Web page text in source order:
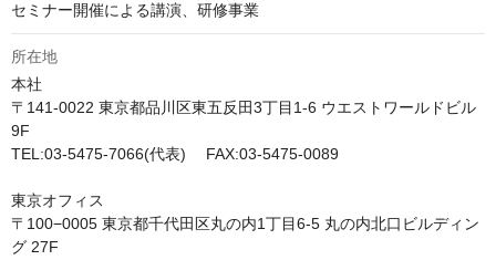
セミナー開催による講演、研修事業
所在地
本社
〒141-0022 東京都品川区東五反田3丁目1-6 ウエストワールドビル
9F
TEL:03-5475-7066(代表)　 FAX:03-5475-0089
東京オフィス
〒100−0005 東京都千代田区丸の内1丁目6-5 丸の内北口ビルディン
グ 27F